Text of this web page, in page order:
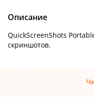
Описание
QuickScreenShots
скриншотов.